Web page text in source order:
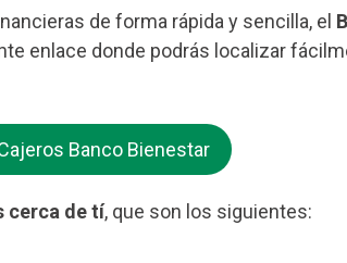
de forma rápida y sencilla, el
enlace donde podrás localizar
Banco Bienestar
cerca de tí, que son los siguientes: